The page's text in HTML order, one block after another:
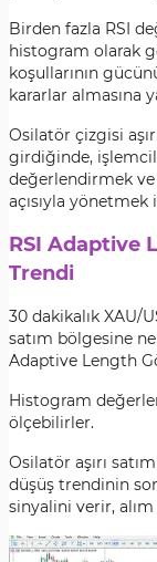
Birden fazla RSI
histogram olarak
koşullarının
kararlar almasına
Osilatör çizgisi
girdiğinde,
değerlendirmek
açısıyla
RSI Adaptive
Trendi
30 dakikalık XAU/
satım bölgesine
Adaptive Length
Histogram
ölçebilirler.
Osilatör aşırı
düşüş trendinin
sinyalini verir,